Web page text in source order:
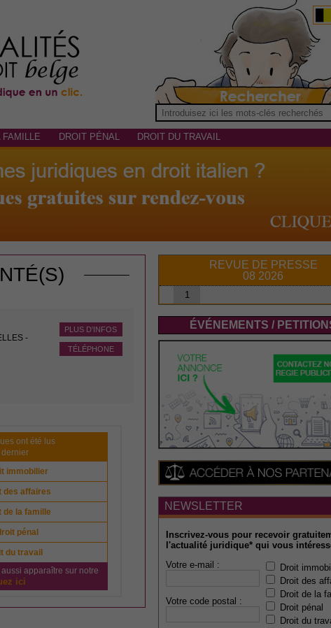
FAMILLE DROIT PÉNAL DROIT DU TRAVAIL
PLUS D'INFOS
TÉLÉPHONE
-
ont été lus
immobilier
des affaires
de la famille
pénal
du travail
apparaître sur notre
ici
REVUE DE PRESSE
08 2026
1
ÉVÉNEMENTS /
NEWSLETTER
Inscrivez-vous pour recevoir
l'actualité juridique* qui vous
Votre e-mail :
Votre code postal :
Droit
Droit des
Droit de la
Droit pénal
Droit du